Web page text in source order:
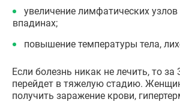
увеличение лимфатических
впадинах;
повышение температуры тела,
Если болезнь никак не лечить, то за
перейдет в тяжелую стадию.
получить заражение крови,